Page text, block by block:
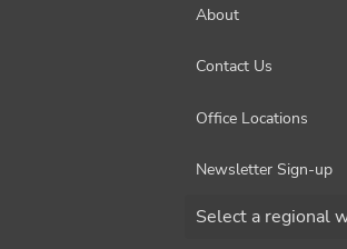
About
Contact Us
Office Locations
Newsletter Sign-up